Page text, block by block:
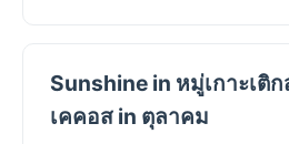
Sunshine in หมู่เกาะเติ
เคคอส in ตุลาคม